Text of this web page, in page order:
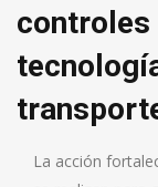
controles
La acción